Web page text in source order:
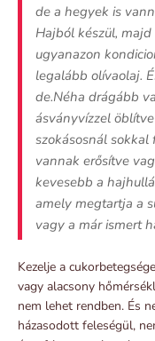
de a hegyek is
Hajból készül,
ugyanazon
legalább olívaolaj.
de.Néha drágább
ásványvízzel
szokásosnál sokkal
vannak erősítve
kevesebb a
amely megtartja a
vagy a már ismert
Kezelje a
vagy alacsony
nem lehet rendben. És
házasodott feleségül,